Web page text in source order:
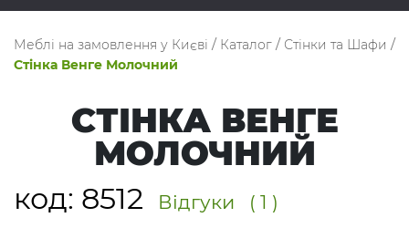
Меблі на замовлення у Києві / Каталог / Стінки та Шафи /
Стінка Венге Молочний
СТІНКА ВЕНГЕ
МОЛОЧНИЙ
код: 8512 Відгуки ( 1 )